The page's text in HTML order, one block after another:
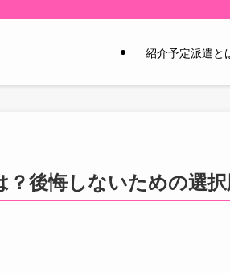
紹介予定派遣と
後悔しないための選